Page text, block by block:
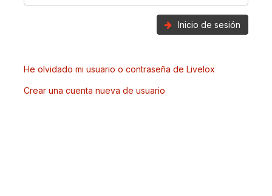
Inicio de sesión
He olvidado mi usuario o contraseña de Livelox
Crear una cuenta nueva de usuario